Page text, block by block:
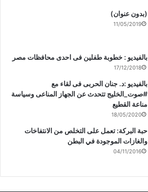
(بدون عنوان)
11/05/2019
بالفيديو : خطوبة طفلين فى احدى محافظات مصر
17/12/2018
بالفيديو :د. جنان الحربى فى لقاء مع
#صوت_الخليج تتحدث عن الجهاز المناعى وسياسة
مناعة القطيع
18/05/2020
حبة البركة: تعمل على التخلص من الانتفاخات
والغازات الموجودة في البطن
04/11/2016